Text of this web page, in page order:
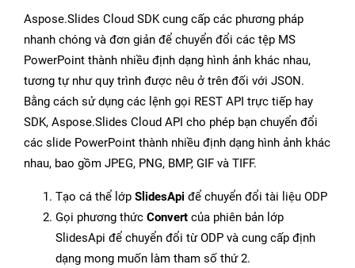
Aspose.Slides Cloud SDK cung cấp các phương pháp
nhanh chóng và đơn giản để chuyển đổi các tệp MS
PowerPoint thành nhiều định dạng hình ảnh khác nhau,
tương tự như quy trình được nêu ở trên đối với JSON.
Bằng cách sử dụng các lệnh gọi REST API trực tiếp hay
SDK, Aspose.Slides Cloud API cho phép bạn chuyển đổi
các slide PowerPoint thành nhiều định dạng hình ảnh khác
nhau, bao gồm JPEG, PNG, BMP, GIF và TIFF.
Tạo cá thể lớp SlidesApi để chuyển đổi tài liệu ODP
Gọi phương thức Convert của phiên bản lớp
SlidesApi để chuyển đổi từ ODP và cung cấp định
dạng mong muốn làm tham số thứ 2.